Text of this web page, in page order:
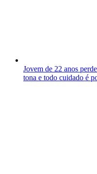
Jovem de 22 anos
tona e todo cuidado é